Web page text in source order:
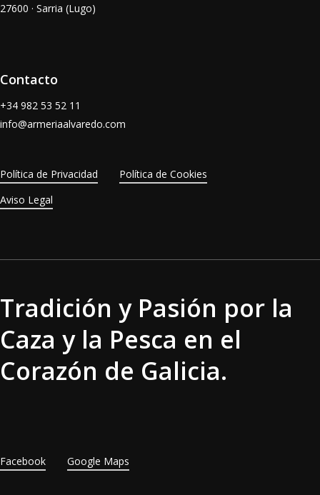
27600 · Sarria (Lugo)
Contacto
+34 982 53 52 11
info@armeriaalvaredo.com
Política de Privacidad
Política de Cookies
Aviso Legal
Tradición y Pasión por la
Caza y la Pesca en el
Corazón de Galicia.
Facebook Google Maps